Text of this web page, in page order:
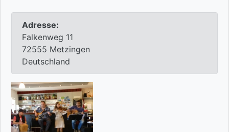
Adresse:
Falkenweg 11
72555 Metzingen
Deutschland